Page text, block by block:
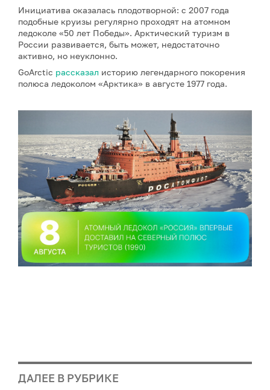
Инициатива оказалась плодотворной: с 2007 года
подобные круизы регулярно проходят на атомном
ледоколе «50 лет Победы». Арктический туризм в
России развивается, быть может, недостаточно
активно, но неуклонно.
GoArctic рассказал историю легендарного покорения
полюса ледоколом «Арктика» в августе 1977 года.
ДАЛЕЕ В РУБРИКЕ